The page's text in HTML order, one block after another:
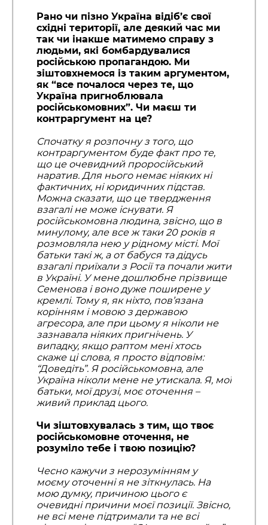
Рано чи пізно Україна відіб’є свої
східні території, але деякий час ми
так чи інакше матимемо справу з
людьми, які бомбардувалися
російською пропагандою. Ми
зіштовхнемося із таким аргументом,
як “все почалося через те, що
Україна пригноблювала
російськомовних”. Чи маєш ти
контраргумент на це?
Спочатку я розпочну з того, що
контраргументом буде факт про те,
що це очевидний проросійський
наратив. Для нього немає ніяких ні
фактичних, ні юридичних підстав.
Можна сказати, що це твердження
взагалі не може існувати. Я
російськомовна людина, звісно, що в
минулому, але все ж таки 20 років я
розмовляла нею у рідному місті. Мої
батьки такі ж, а от бабуся та дідусь
взагалі приїхали з Росії та почали жити
в Україні. У мене дошлюбне прізвище
Семенова і воно дуже поширене у
кремлі. Тому я, як ніхто, пов’язана
корінням і мовою з державою
агресора, але при цьому я ніколи не
зазнавала ніяких пригнічень. У
випадку, якщо раптом мені хтось
скаже ці слова, я просто відповім:
“Доведіть”. Я російськомовна, але
Україна ніколи мене не утискала. Я, мої
батьки, мої друзі, моє оточення –
живий приклад цього.
Чи зіштовхувалась з тим, що твоє
російськомовне оточення, не
розуміло тебе і твою позицію?
Чесно кажучи з нерозумінням у
моєму оточенні я не зіткнулась. На
мою думку, причиною цього є
очевидні причини моєї позиції. Звісно,
не всі мене підтримали та не всі